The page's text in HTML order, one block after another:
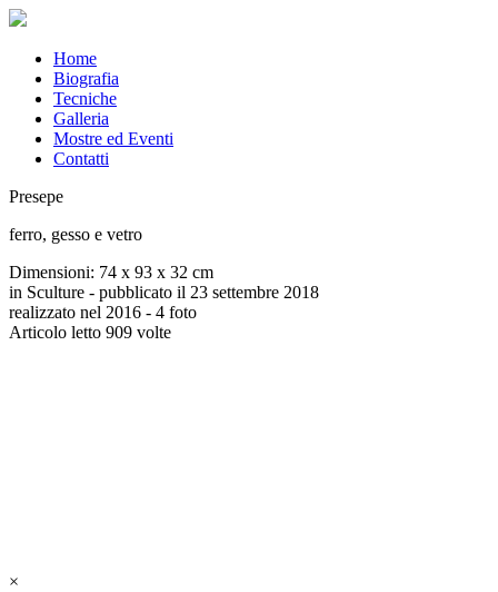
Home
Biografia
Tecniche
Galleria
Mostre ed Eventi
Contatti
Presepe
ferro, gesso e vetro
Dimensioni: 74 x 93 x 32 cm
in Sculture - pubblicato il 23 settembre 2018
realizzato nel 2016 - 4 foto
Articolo letto 909 volte
×